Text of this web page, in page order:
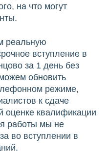
на что могут
реальную
вступление в
за 1 день без
обновить
режиме,
к сдаче
оценке квалификации
работы мы не
во вступлении в